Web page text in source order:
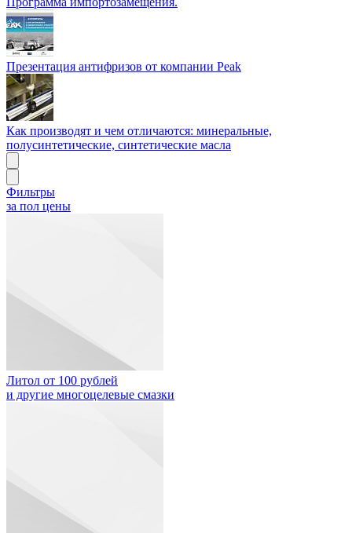
Презентация антифризов от компании Peak
Как производят и чем отличаются: минеральные,
полусинтетические, синтетические масла
Фильтры
за пол цены
Литол от 100 рублей
и другие многоцелевые смазки